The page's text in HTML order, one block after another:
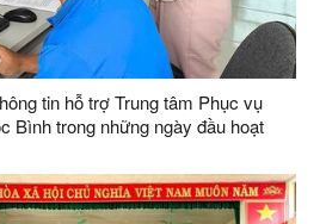
tin hỗ trợ Trung tâm Phục vụ
Bình trong những ngày đầu hoạt